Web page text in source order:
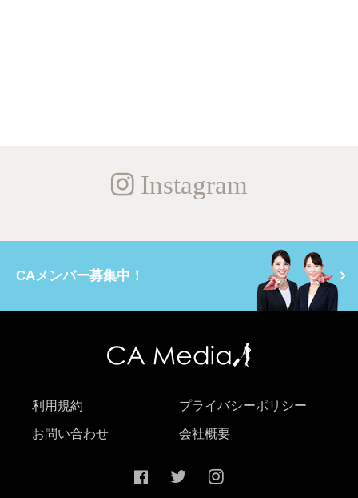
Instagram
CAメンバー募集中！
利用規約 プライバシーポリシー
お問い合わせ 会社概要